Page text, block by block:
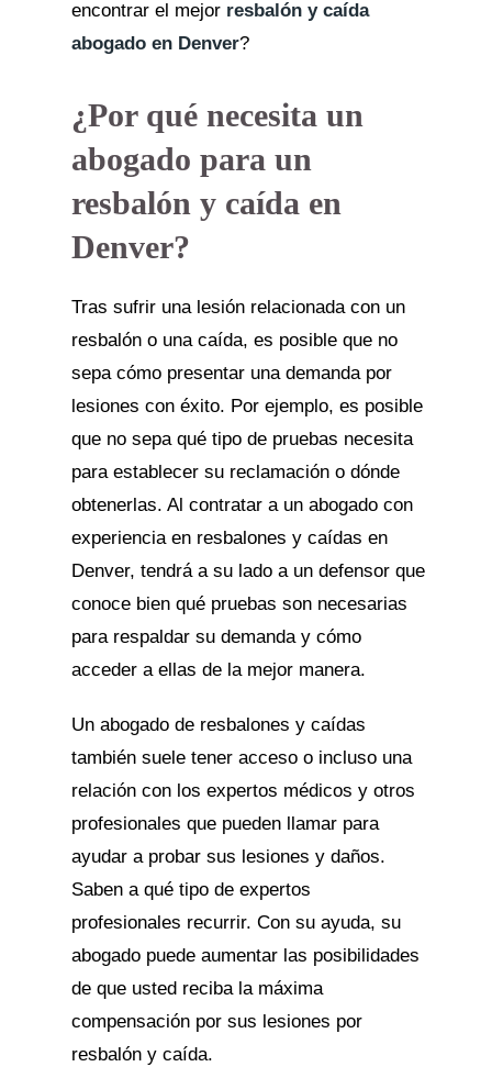
encontrar el mejor resbalón y caída
abogado en Denver?
¿Por qué necesita un
abogado para un
resbalón y caída en
Denver?
Tras sufrir una lesión relacionada con un
resbalón o una caída, es posible que no
sepa cómo presentar una demanda por
lesiones con éxito. Por ejemplo, es posible
que no sepa qué tipo de pruebas necesita
para establecer su reclamación o dónde
obtenerlas. Al contratar a un abogado con
experiencia en resbalones y caídas en
Denver, tendrá a su lado a un defensor que
conoce bien qué pruebas son necesarias
para respaldar su demanda y cómo
acceder a ellas de la mejor manera.
Un abogado de resbalones y caídas
también suele tener acceso o incluso una
relación con los expertos médicos y otros
profesionales que pueden llamar para
ayudar a probar sus lesiones y daños.
Saben a qué tipo de expertos
profesionales recurrir. Con su ayuda, su
abogado puede aumentar las posibilidades
de que usted reciba la máxima
compensación por sus lesiones por
resbalón y caída.